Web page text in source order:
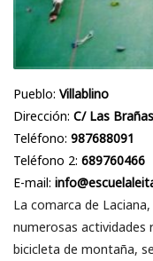
Pueblo: Villablino
Dirección: C/ Las
Teléfono: 987688091
Teléfono 2: 689760466
E-mail:
La comarca de
numerosas actividades
bicicleta de montaña,